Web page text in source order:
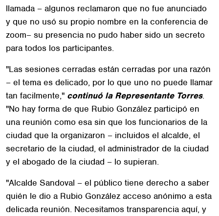
llamada – algunos reclamaron que no fue anunciado
y que no usó su propio nombre en la conferencia de
zoom– su presencia no pudo haber sido un secreto
para todos los participantes.
"Las sesiones cerradas están cerradas por una razón
– el tema es delicado, por lo que uno no puede llamar
tan facilmente," continuó la Representante Torres.
"No hay forma de que Rubio González participó en
una reunión como esa sin que los funcionarios de la
ciudad que la organizaron – incluidos el alcalde, el
secretario de la ciudad, el administrador de la ciudad
y el abogado de la ciudad – lo supieran.
"Alcalde Sandoval – el público tiene derecho a saber
quién le dio a Rubio González acceso anónimo a esta
delicada reunión. Necesitamos transparencia aquí, y